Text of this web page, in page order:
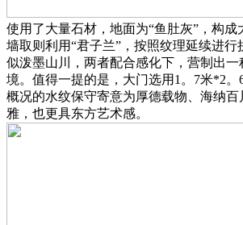
使用了大量石材，地面为“鱼肚灰”，构
墙取则利用“君子兰”，按照纹理延续进行
似泼墨山川，两者配合感化下，营制出
境。值得一提的是，大门选用1。7米*2。
概况的水纹保守寄意为厚德载物、海纳
雅，也更具东方艺术感。